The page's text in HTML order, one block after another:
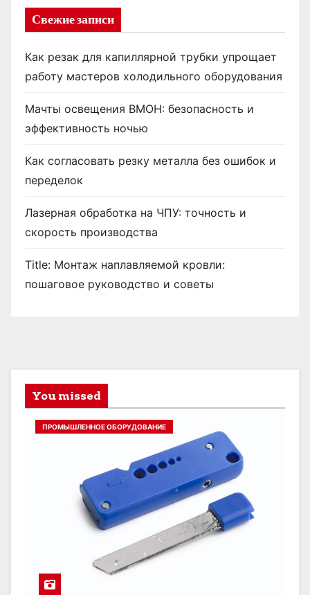
Свежие записи
Как резак для капиллярной трубки упрощает
работу мастеров холодильного оборудования
Мачты освещения ВМОН: безопасность и
эффективность ночью
Как согласовать резку металла без ошибок и
переделок
Лазерная обработка на ЧПУ: точность и
скорость производства
Title: Монтаж наплавляемой кровли:
пошаговое руководство и советы
You missed
ПРОМЫШЛЕННОЕ ОБОРУДОВАНИЕ